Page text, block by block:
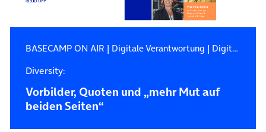
BASECAMP ON AIR | Digitale Verantwortung | Digitalisierung
Diversity:
Vorbilder, Quoten und „mehr Mut auf
beiden Seiten“